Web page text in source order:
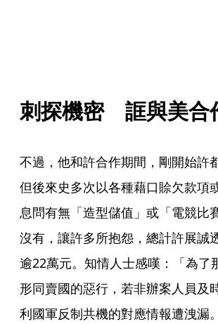
刺探機密　誆與美合
不過，他和許合作期間，剛開始許
但後來史多次以各種藉口賒欠款項
息問有無「造型儲值」或「電競比
沒有，讓許多所抱怨，總計許展誠
逾22萬元。知情人士感嘆：「為了
形同賣國的惡行，若非辦案人員及
利國軍反制共機的對應情報遭洩漏